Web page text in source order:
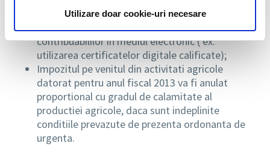
Utilizare doar cookie-uri necesare
catre organul fiscal prin mijloace electronice de
transmitere la distanta si identificarea
contribuabililor in mediul electronic ( ex.
utilizarea certificatelor digitale calificate);
Impozitul pe venitul din activitati agricole
datorat pentru anul fiscal 2013 va fi anulat
proportional cu gradul de calamitate al
productiei agricole, daca sunt indeplinite
conditiile prevazute de prezenta ordonanta de
urgenta.